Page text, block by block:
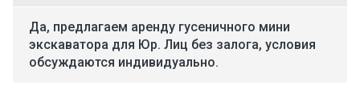
Да, предлагаем аренду гусеничного мини
экскаватора для Юр. Лиц без залога, условия
обсуждаются индивидуально.